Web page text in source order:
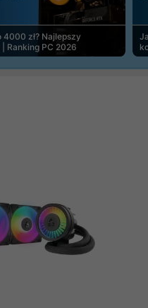
zł? Najlepszy
Ranking PC 2026